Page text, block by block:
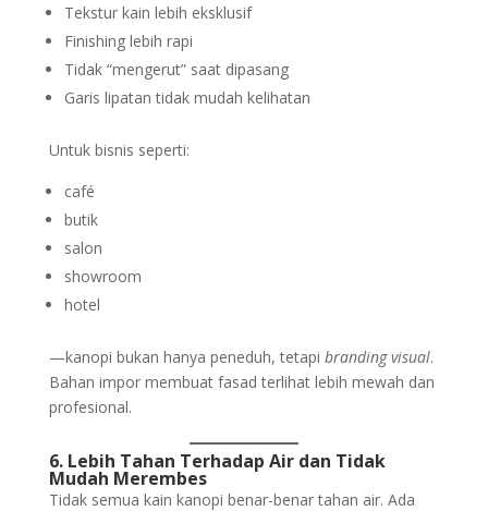
Tekstur kain lebih eksklusif
Finishing lebih rapi
Tidak “mengerut” saat dipasang
Garis lipatan tidak mudah kelihatan
Untuk bisnis seperti:
café
butik
salon
showroom
hotel
—kanopi bukan hanya peneduh, tetapi branding visual.
Bahan impor membuat fasad terlihat lebih mewah dan
profesional.
6. Lebih Tahan Terhadap Air dan Tidak
Mudah Merembes
Tidak semua kain kanopi benar-benar tahan air. Ada